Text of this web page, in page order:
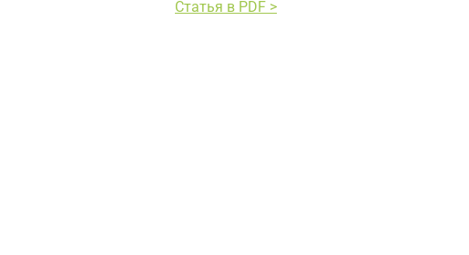
Статья в PDF >